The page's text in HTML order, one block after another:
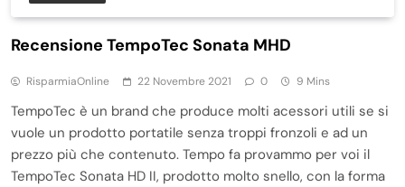
Recensione TempoTec Sonata MHD
RisparmiaOnline 22 Novembre 2021 0 9 Mins
TempoTec è un brand che produce molti acessori utili se si
vuole un prodotto portatile senza troppi fronzoli e ad un
prezzo più che contenuto. Tempo fa provammo per voi il
TempoTec Sonata HD II, prodotto molto snello, con la forma